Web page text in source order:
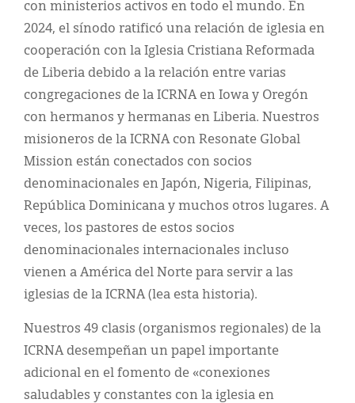
con ministerios activos en todo el mundo. En
2024, el sínodo ratificó una relación de iglesia en
cooperación con la Iglesia Cristiana Reformada
de Liberia debido a la relación entre varias
congregaciones de la ICRNA en Iowa y Oregón
con hermanos y hermanas en Liberia. Nuestros
misioneros de la ICRNA con Resonate Global
Mission están conectados con socios
denominacionales en Japón, Nigeria, Filipinas,
República Dominicana y muchos otros lugares. A
veces, los pastores de estos socios
denominacionales internacionales incluso
vienen a América del Norte para servir a las
iglesias de la ICRNA (lea esta historia).
Nuestros 49 clasis (organismos regionales) de la
ICRNA desempeñan un papel importante
adicional en el fomento de «conexiones
saludables y constantes con la iglesia en